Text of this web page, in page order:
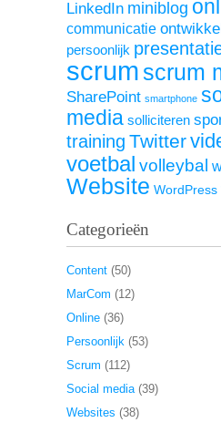
LinkedIn miniblog
communicatie
persoonlijk
scrum scrum
SharePoint smartphone
media solliciteren
training Twitter
voetbal volleybal
Website WordPress
Categorieën
Content (50)
MarCom (12)
Online (36)
Persoonlijk (53)
Scrum (112)
Social media(39)
Websites (38)